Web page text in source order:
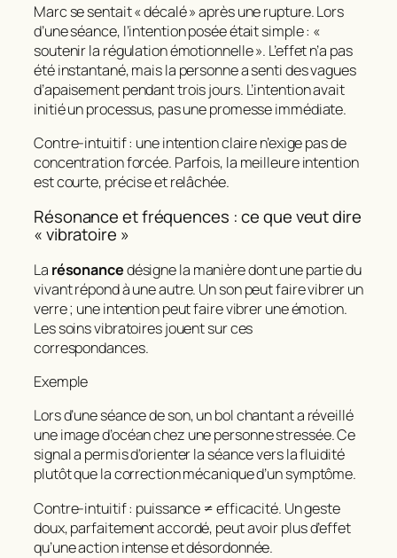
Marc se sentait « décalé » après une rupture. Lors
d’une séance, l’intention posée était simple : «
soutenir la régulation émotionnelle ». L’effet n’a pas
été instantané, mais la personne a senti des vagues
d’apaisement pendant trois jours. L’intention avait
initié un processus, pas une promesse immédiate.
Contre‑intuitif : une intention claire n’exige pas de
concentration forcée. Parfois, la meilleure intention
est courte, précise et relâchée.
Résonance et fréquences : ce que veut dire
« vibratoire »
La résonancedésigne la manière dont une partie du
vivant répond à une autre. Un son peut faire vibrer un
verre ; une intention peut faire vibrer une émotion.
Les soins vibratoires jouent sur ces
correspondances.
Exemple
Lors d’une séance de son, un bol chantant a réveillé
une image d’océan chez une personne stressée. Ce
signal a permis d’orienter la séance vers la fluidité
plutôt que la correction mécanique d’un symptôme.
Contre‑intuitif : puissance ≠ efficacité. Un geste
doux, parfaitement accordé, peut avoir plus d’effet
qu’une action intense et désordonnée.